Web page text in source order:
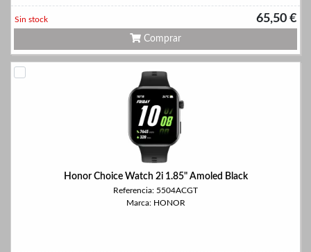
65,50 €
Sin stock
Comprar
Honor Choice Watch 2i 1.85" Amoled Black
Referencia: 5504ACGT
Marca: HONOR